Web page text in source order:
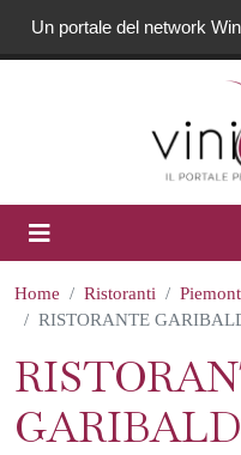
Un portale del network
Home Ristoranti
RISTORANTE